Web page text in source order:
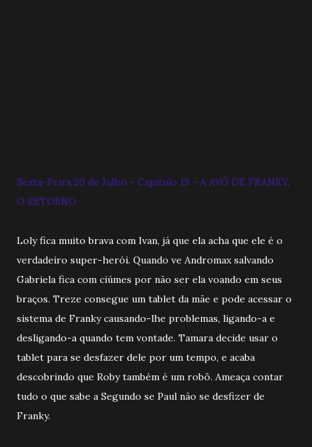
Sexta-Feira 20 de Julho - Capitulo 19 - A AVÓ DE FRANKY,
O RETORNO
Loly fica muito brava com Ivan, já que ela acha que ele é o
verdadeiro super-herói. Quando ve Andromax salvando
Gabriela fica com ciúmes por não ser ela voando em seus
braços. Treze consegue um tablet da mãe e pode acessar o
sistema de Franky causando-lhe problemas, ligando-a e
desligando-a quando tem vontade. Tamara decide usar o
tablet para se desfazer dele por um tempo, e acaba
descobrindo que Roby também é um robô. Ameaça contar
tudo o que sabe a Segundo se Paul não se desfizer de
Franky.